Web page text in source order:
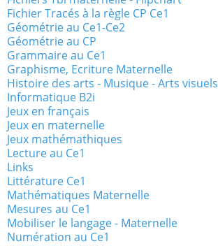
Fichier Tracés à la règle CP Ce1
Géométrie au Ce1-Ce2
Géométrie au CP
Grammaire au Ce1
Graphisme, Ecriture Maternelle
Histoire des arts - Musique - Arts visuels
Informatique B2i
Jeux en français
Jeux en maternelle
Jeux mathémathiques
Lecture au Ce1
Links
Littérature Ce1
Mathématiques Maternelle
Mesures au Ce1
Mobiliser le langage - Maternelle
Numération au Ce1